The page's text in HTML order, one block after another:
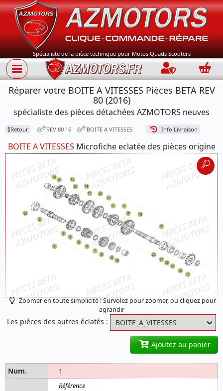
Spécialiste de la pièce technique pour Motos Quads Scooters
Connection
Réparer votre BOITE A VITESSES Pièces BETA REV
80 (2016)
spécialiste des pièces détachées AZMOTORS neuves
⟪Retour REV 80 16 BOITE A VITESSES Info Livraison
BOITE A VITESSES Microfiche eclatée des pièces origine
Zoomer en toute simplicité ! Survolez pour zoomer, ou cliquez pour
agrandir
Les pièces des autres éclatés :
Ajoutez au panier
1